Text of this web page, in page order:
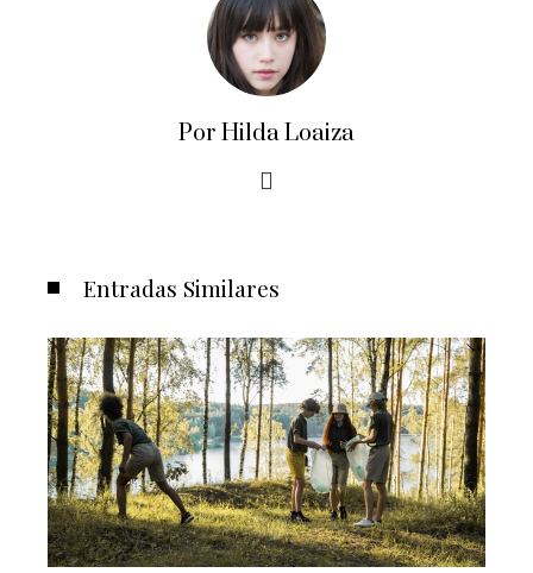
Por Hilda Loaiza
Entradas Similares